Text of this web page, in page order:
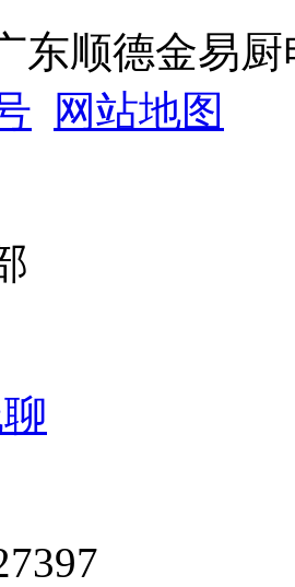
东顺德金易
网站地图